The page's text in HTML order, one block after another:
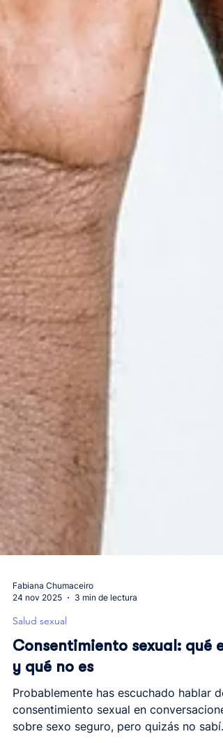
24 nov 2025
Salud sexual
Consentimiento sexual: qué es
y qué no es
Probablemente has escuchado hablar del
consentimiento sexual en